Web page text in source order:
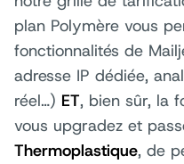
plan Polymère vous
fonctionnalités de
adresse IP dédiée,
réel…) ET, bien sûr, la
vous upgradez et
Thermoplastique, de